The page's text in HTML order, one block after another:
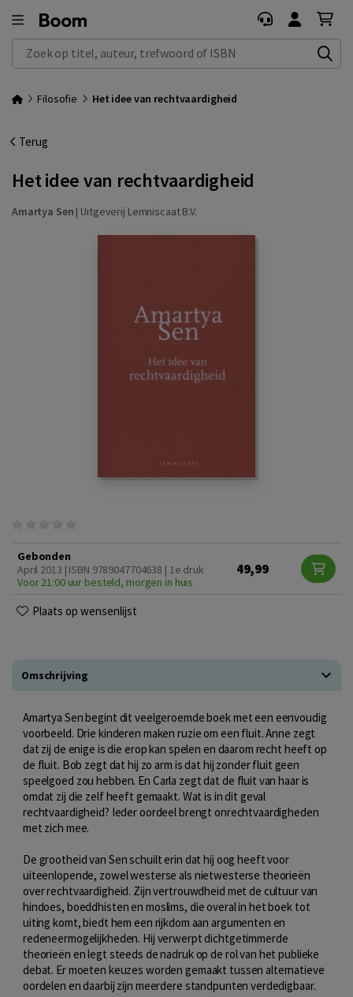
Zoek op titel, auteur, trefwoord of ISBN
Filosofie Het idee van rechtvaardigheid
Terug
Het idee van rechtvaardigheid
Amartya Sen | Uitgeverij Lemniscaat B.V.
Gebonden
April 2013 | ISBN 9789047704638 | 1e druk
Voor 21:00 uur besteld, morgen in huis
49,99
Plaats op wensenlijst
Omschrijving
Amartya Sen begint dit veelgeroemde boek met een eenvoudig
voorbeeld. Drie kinderen maken ruzie om een fluit. Anne zegt
dat zij de enige is die erop kan spelen en daarom recht heeft op
de fluit. Bob zegt dat hij zo arm is dat hij zonder fluit geen
speelgoed zou hebben. En Carla zegt dat de fluit van haar is
omdat zij die zelf heeft gemaakt. Wat is in dit geval
rechtvaardigheid? Ieder oordeel brengt onrechtvaardigheden
met zich mee.
De grootheid van Sen schuilt erin dat hij oog heeft voor
uiteenlopende, zowel westerse als nietwesterse theorieën
over rechtvaardigheid. Zijn vertrouwdheid met de cultuur van
hindoes, boeddhisten en moslims, die overal in het boek tot
uiting komt, biedt hem een rijkdom aan argumenten en
redeneermogelijkheden. Hij verwerpt dichtgetimmerde
theorieën en legt steeds de nadruk op de rol van het publieke
debat. Er moeten keuzes worden gemaakt tussen alternatieve
oordelen en daarbij zijn meerdere standpunten verdedigbaar.